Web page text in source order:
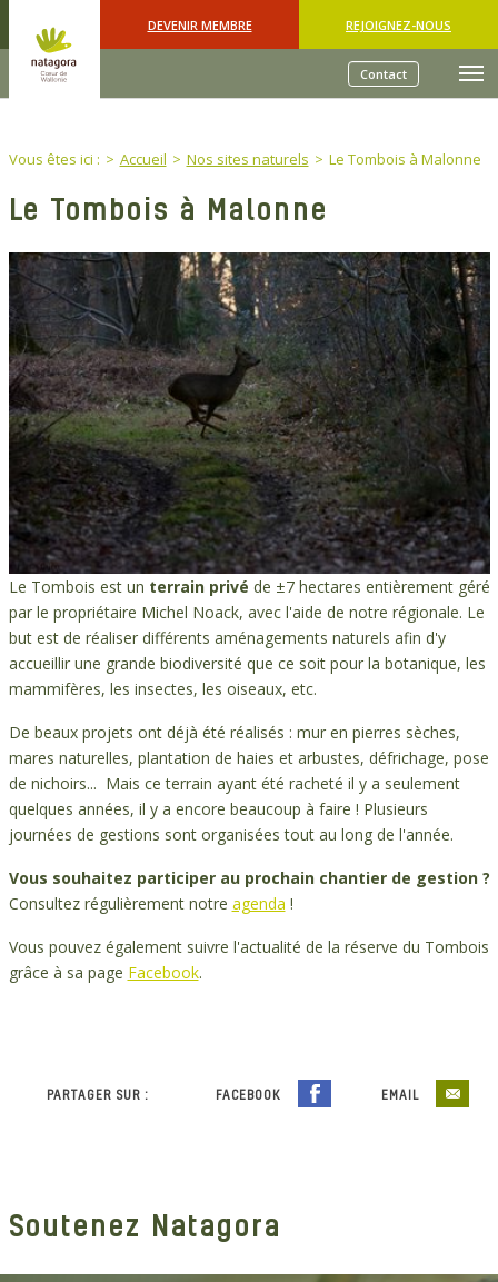
DEVENIR MEMBRE REJOIGNEZ-NOUS
Contact
You are here:
Vous êtes ici : Accueil Nos sites naturels Le Tombois à Malonne
Le Tombois à Malonne
Le Tombois est un terrain privé de ±7 hectares entièrement géré
par le propriétaire Michel Noack, avec l'aide de notre régionale. Le
but est de réaliser différents aménagements naturels afin d'y
accueillir une grande biodiversité que ce soit pour la botanique, les
mammifères, les insectes, les oiseaux, etc.
De beaux projets ont déjà été réalisés : mur en pierres sèches,
mares naturelles, plantation de haies et arbustes, défrichage, pose
de nichoirs... Mais ce terrain ayant été racheté il y a seulement
quelques années, il y a encore beaucoup à faire ! Plusieurs
journées de gestions sont organisées tout au long de l'année.
Vous souhaitez participer au prochain chantier de gestion ?
Consultez régulièrement notre agenda !
Vous pouvez également suivre l'actualité de la réserve du Tombois
grâce à sa page Facebook.
PARTAGER SUR : FACEBOOK EMAIL
Soutenez Natagora